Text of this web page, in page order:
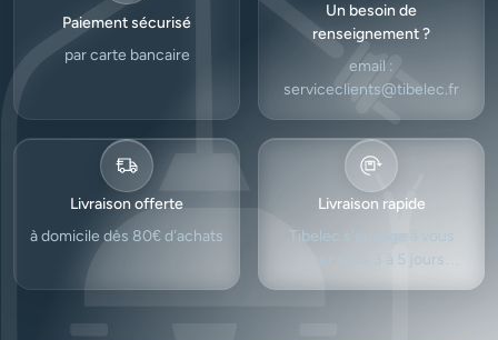
Paiement sécurisé
par carte bancaire
Un besoin de
renseignement ?
email :
serviceclients@tibelec.fr
Livraison offerte
à domicile dès 80€ d’achats
Livraison rapide
Tibelec s'engage à vous
livrer sous 3 à 5 jours